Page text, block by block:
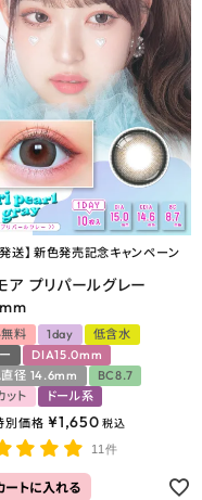
発送】 新色発売記念キャンペーン
ア プリパールグレー
料 1day
低含水
DIA15.0mm
径 14.6mm
BC8.7
ット
ドール系
別価格 ¥1,650 税込
11件
ートに入れる